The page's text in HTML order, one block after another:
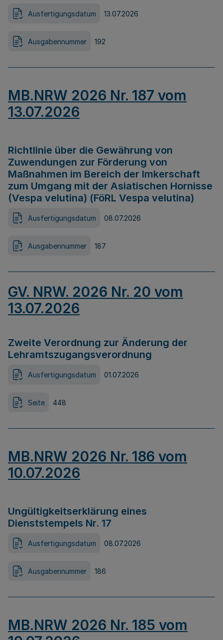
Ausfertigungsdatum 13.07.2026
Ausgabennummer 192
MB.NRW 2026 Nr. 187 vom
13.07.2026
Richtlinie über die Gewährung von
Zuwendungen zur Förderung von
Maßnahmen im Bereich der Imkerschaft
zum Umgang mit der Asiatischen Hornisse
(Vespa velutina) (FöRL Vespa velutina)
Ausfertigungsdatum 08.07.2026
Ausgabennummer 187
GV. NRW. 2026 Nr. 20 vom
13.07.2026
Zweite Verordnung zur Änderung der
Lehramtszugangsverordnung
Ausfertigungsdatum 01.07.2026
Seite 448
MB.NRW 2026 Nr. 186 vom
10.07.2026
Ungültigkeitserklärung eines
Dienststempels Nr. 17
Ausfertigungsdatum 08.07.2026
Ausgabennummer 186
MB.NRW 2026 Nr. 185 vom